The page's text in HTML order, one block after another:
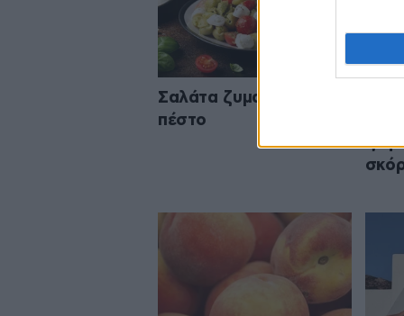
Σαλάτα ζυμαρικών με
πέστο